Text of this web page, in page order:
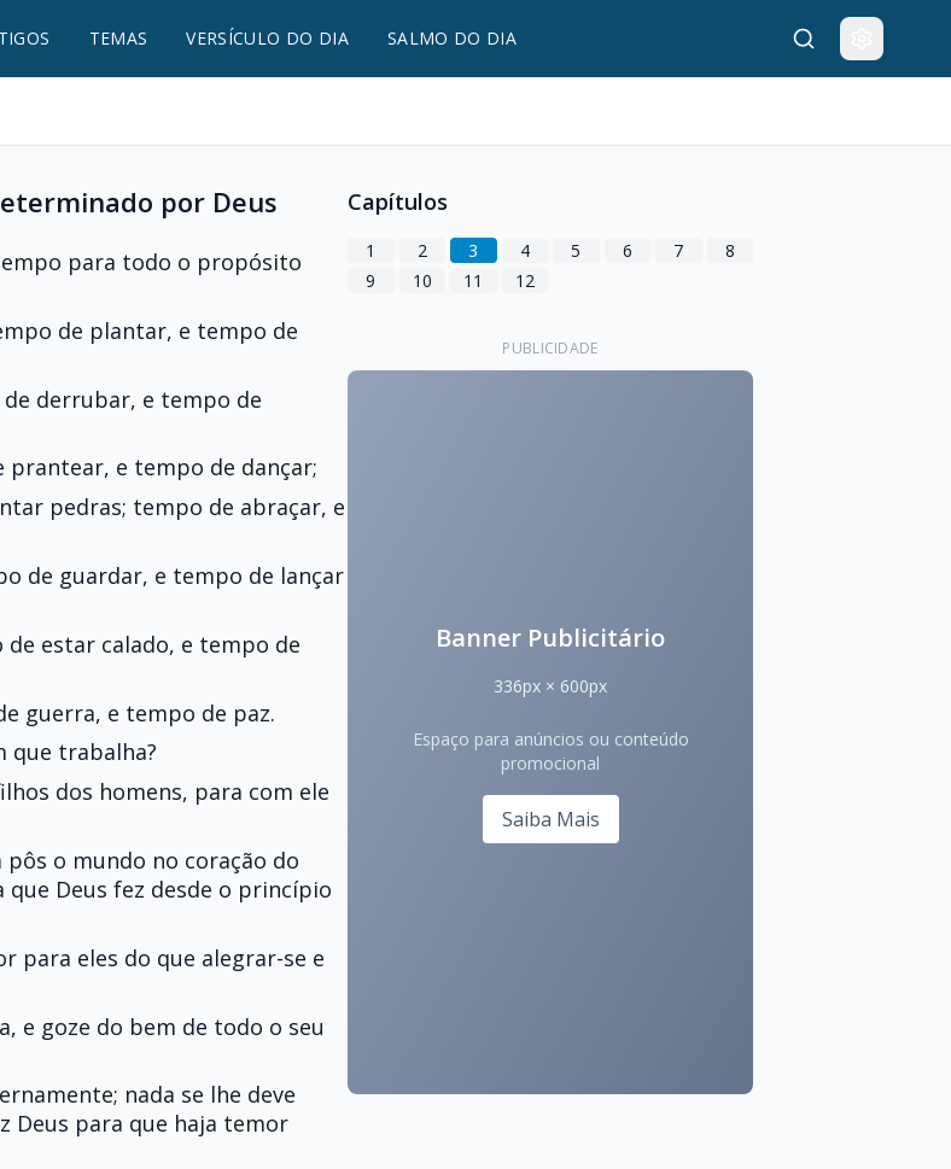
TEMAS VERSÍCULO DO DIA SALMO DO DIA
por Deus
para todo o propósito
de plantar, e tempo de
derrubar, e tempo de
e tempo de dançar;
pedras; tempo de abraçar, e
de guardar, e tempo de lançar
estar calado, e tempo de
guerra, e tempo de paz.
que trabalha?
dos homens, para com ele
o mundo no coração do
Deus fez desde o princípio
para eles do que alegrar-se e
e goze do bem de todo o seu
nada se lhe deve
Deus para que haja temor
Capítulos
1 2 3 4 5 6 7
8
9
10 11 12
PUBLICIDADE
Banner Publicitário
336px × 600px
Espaço para anúncios ou conteúdo
promocional
Saiba Mais